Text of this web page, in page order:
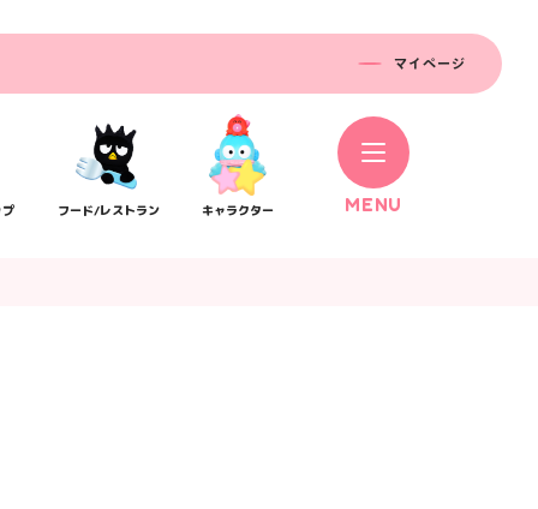
マイページ
MENU
フード/レストラン キャラクター